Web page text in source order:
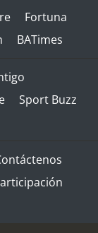
Fortuna
BATimes
Sport Buzz